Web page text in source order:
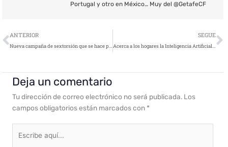
Portugal y otro en México… Muy del @GetafeCF
Ant
ANTERIOR
Nueva campaña de sextorsión que se hace pasar por la CIA
SEGUE
Acerca a los hogares la Inteligencia Artificial predictiva para evitar los ciberataques
Deja un comentario
Tu dirección de correo electrónico no será publicada. Los
campos obligatorios están marcados con *
aquí...